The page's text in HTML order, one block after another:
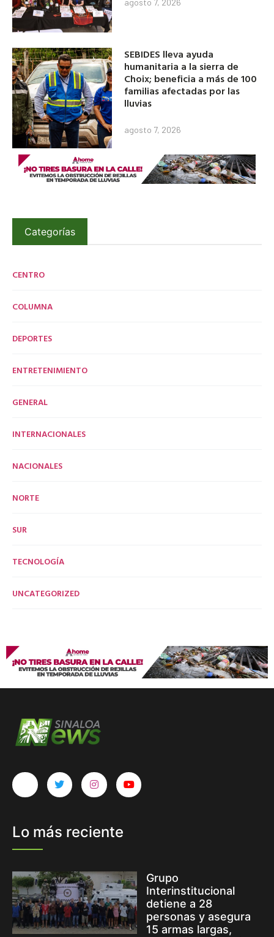
agosto 7, 2026
SEBIDES lleva ayuda
humanitaria a la sierra de
Choix; beneficia a más de 100
familias afectadas por las
lluvias
agosto 7, 2026
Categorías
CENTRO
COLUMNA
DEPORTES
ENTRETENIMIENTO
GENERAL
INTERNACIONALES
NACIONALES
NORTE
SUR
TECNOLOGÍA
UNCATEGORIZED
Lo más reciente
Grupo
Interinstitucional
detiene a 28
personas y asegura
15 armas largas,